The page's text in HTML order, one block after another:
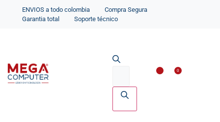
ENVIOS a todo colombia
Compra Segura
Garantia total
Soporte técnico
0